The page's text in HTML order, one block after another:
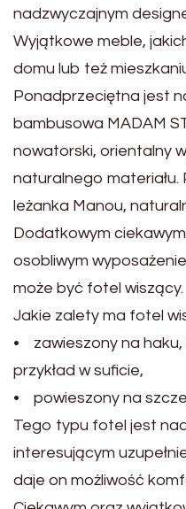
nadzwyczajnym
Wyjątkowe meble,
domu lub też
Ponadprzeciętna jest
bambusowa MADAM
nowatorski, orientalny
naturalnego materiału.
leżanka Manou,
Dodatkowym
osobliwym
może być fotel wiszący.
Jakie zalety ma fotel
• zawieszony na haku,
przykład w suficie,
• powieszony na
Tego typu fotel jest
interesującym
daje on możliwość